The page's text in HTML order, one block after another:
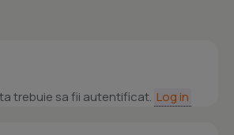
trebuie sa fii autentificat. Log in